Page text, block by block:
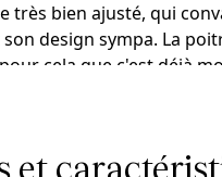
très bien ajusté, qui
design sympa. La
cela que c'est déjà
et